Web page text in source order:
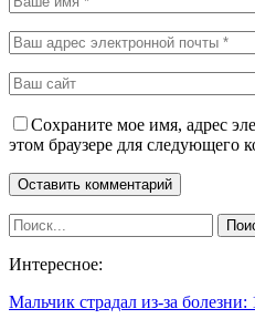
Сохраните мое имя, адрес
этом браузере для следующего
Интересное:
Мальчик страдал из-за